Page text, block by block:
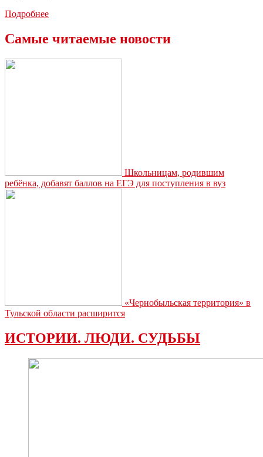
ПодробнееТуляк
ультратрейле
Самые читаемые новости
Школьницам, родившим
ребёнка, добавят баллов на ЕГЭ для поступления в вуз
«Чернобыльская территория» в
Тульской области расширится
ИСТОРИИ. ЛЮДИ. СУДЬБЫ